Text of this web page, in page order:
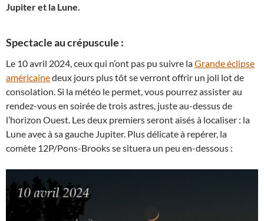
Jupiter et la Lune.
Spectacle au crépuscule :
Le 10 avril 2024, ceux qui n’ont pas pu suivre laGrande éclipse
américainedeux jours plus tôt se verront offrir un joli lot de
consolation. Si la météo le permet, vous pourrez assister au
rendez-vous en soirée de trois astres, juste au-dessus de
l’horizon Ouest. Les deux premiers seront aisés à localiser : la
Lune avec à sa gauche Jupiter. Plus délicate à repérer, la
comète 12P/Pons-Brooks se situera un peu en-dessous :